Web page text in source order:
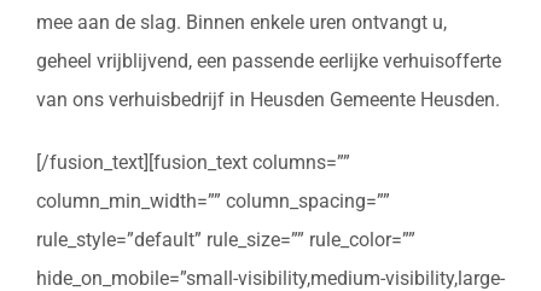
mee aan de slag. Binnen enkele uren ontvangt u,
geheel vrijblijvend, een passende eerlijke verhuisofferte
van ons verhuisbedrijf in Heusden Gemeente Heusden.
[/fusion_text][fusion_text columns=””
column_min_width=”” column_spacing=””
rule_style=”default” rule_size=”” rule_color=””
hide_on_mobile=”small-visibility,medium-visibility,large-